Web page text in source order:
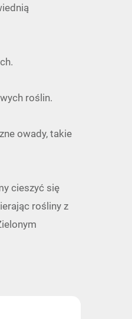
roślin.
owady, takie
cieszyć się
rośliny z